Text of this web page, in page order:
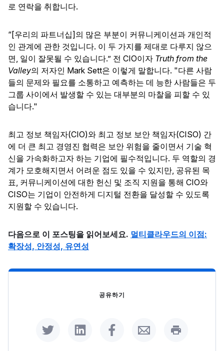
로 연락을 취합니다.
“[우리의 파트너십]의 많은 부분이 커뮤니케이션과 개인적
인 관계에 관한 것입니다. 이 두 가지를 제대로 다루지 않으
면, 일이 잘못될 수 있습니다.” 전 CIO이자 Truth from the
Valley의 저자인 Mark Sett은 이렇게 말합니다. "다른 사람
들의 문제와 필요를 소통하고 예측하는 데 능한 사람들은 두
그룹 사이에서 발생할 수 있는 대부분의 마찰을 피할 수 있
습니다."
최고 정보 책임자(CIO)와 최고 정보 보안 책임자(CISO) 간
에 더 큰 최고 경영진 협력은 보안 위험을 줄이면서 기술 혁
신을 가속화하고자 하는 기업에 필수적입니다. 두 역할의 경
계가 모호해지면서 어려운 점도 있을 수 있지만, 공유된 목
표, 커뮤니케이션에 대한 헌신 및 조직 지원을 통해 CIO와
CISO는 기업이 안전하게 디지털 전환을 달성할 수 있도록
지원할 수 있습니다.
다음으로 이 포스팅을 읽어보세요. 멀티클라우드의 이점:
확장성, 안정성, 유연성
공유하기
Share on TwitterShare on LinkedIn
Share on Facebook
Share by Email
Print this